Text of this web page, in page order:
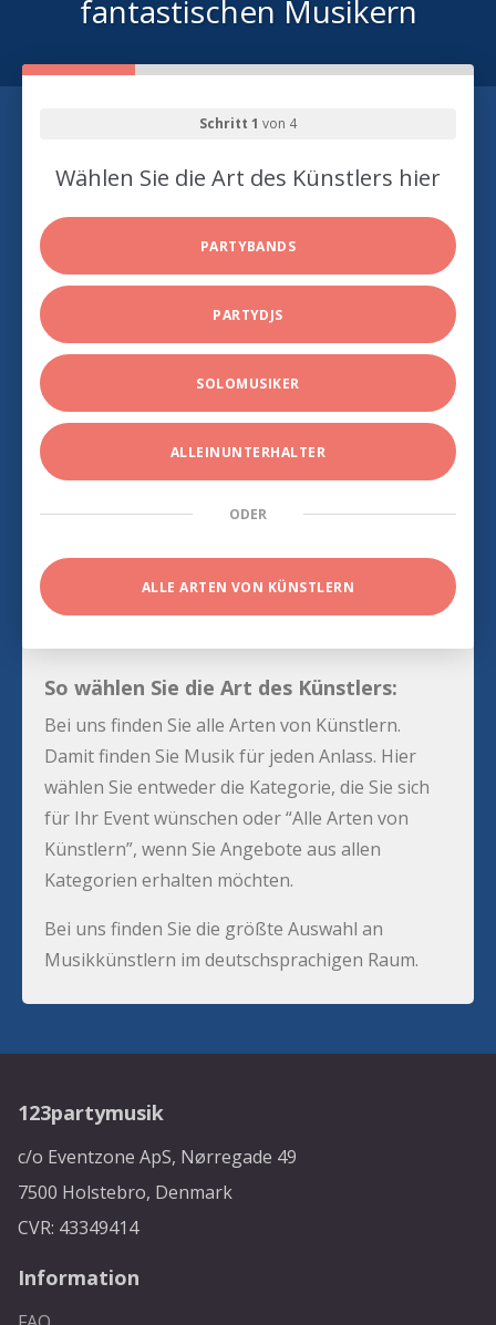
fantastischen Musikern
Schritt 1 von 4
Wählen Sie die Art des Künstlers hier
PARTYBANDS
PARTYDJS
SOLOMUSIKER
ALLEINUNTERHALTER
ODER
ALLE ARTEN VON KÜNSTLERN
So wählen Sie die Art des Künstlers:
Bei uns finden Sie alle Arten von Künstlern.
Damit finden Sie Musik für jeden Anlass. Hier
wählen Sie entweder die Kategorie, die Sie sich
für Ihr Event wünschen oder “Alle Arten von
Künstlern”, wenn Sie Angebote aus allen
Kategorien erhalten möchten.
Bei uns finden Sie die größte Auswahl an
Musikkünstlern im deutschsprachigen Raum.
123partymusik
c/o Eventzone ApS, Nørregade 49
7500 Holstebro, Denmark
CVR: 43349414
Information